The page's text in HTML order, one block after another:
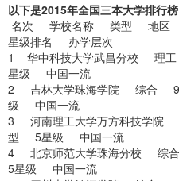
以下是2015年全国三本大学排行榜
名次 学校名称 类型 地区
星级排名 办学层次
1 华中科技大学武昌分校
星级 中国一流
2 吉林大学珠海学院 综
级 中国一流
3 河南理工大学万方科技
型 5星级 中国一流
4 北京师范大学珠海分校
5星级 中国一流